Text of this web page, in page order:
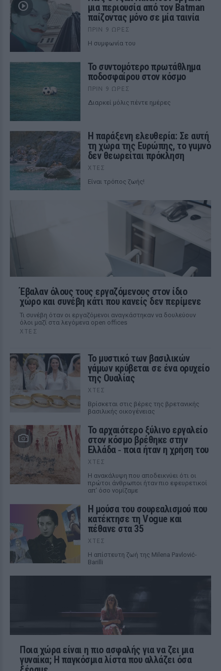
μια περιουσία από τον Batman
παίζοντας μόνο σε μία ταινία
ΠΡΙΝ 9 ΏΡΕΣ
Η συμφωνία του
Το συντομότερο πρωτάθλημα
ποδοσφαίρου στον κόσμο
ΠΡΙΝ 9 ΏΡΕΣ
Διαρκεί μόλις πέντε ημέρες
Η παράξενη ελευθερία: Σε αυτή
τη χώρα της Ευρώπης, το γuμνό
δεν θεωρείται πρόκληση
ΧΤΕΣ
Είναι τρόπος ζωής!
Έβαλαν όλους τους εργαζόμενους στον ίδιο
χώρο και συνέβη κάτι που κανείς δεν περίμενε
Τι συνέβη όταν οι εργαζόμενοι αναγκάστηκαν να δουλεύουν
όλοι μαζί στα λεγόμενα open offices
ΧΤΕΣ
Το μυστικό των βασιλικών
γάμων κρύβεται σε ένα ορυχείο
της Ουαλίας
ΧΤΕΣ
Βρίσκεται στις βέρες της βρετανικής
βασιλικής οικογένειας
Το αρχαιότερο ξύλινο εργαλείο
στον κόσμο βρέθηκε στην
Ελλάδα ‑ ποια ήταν η χρήση του
ΧΤΕΣ
Η ανακάλυψη που αποδεικνύει ότι οι
πρώτοι άνθρωποι ήταν πιο εφευρετικοί
απ’ όσο νομίζαμε
Η μούσα του σουρεαλισμού που
κατέκτησε τη Vogue και
πέθανε στα 35
ΧΤΕΣ
Η απίστευτη ζωή της Milena Pavlović-
Barilli
Ποια χώρα είναι η πιο ασφαλής για να ζει μια
γυναίκα; Η παγκόσμια λίστα που αλλάζει όσα